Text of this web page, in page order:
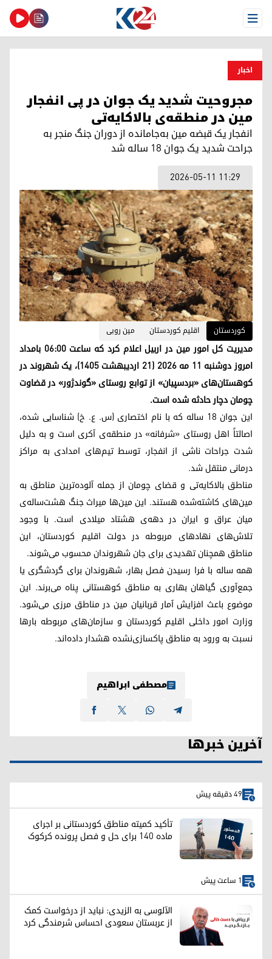
Open Menu
اخبار
مجروحیت شدید یک جوان در پی انفجار
مین در منطقه‌ی بالاکایەتی
انفجار یک قبضه مین به‌جامانده از دوران جنگ منجر به
جراحت شدید یک جوان ۱۸ ساله شد
2026-05-11 11:29
کوردستان اقلیم کوردستان مین روبی
مدیریت کل امور مین در اربیل اعلام کرد که ساعت ۰۶:۰۰ بامداد
امروز دوشنبه ۱۱ مه ۲۰۲۶ (۲۱ اردیبهشت ۱۴۰۵)، یک شهروند در
کوهستان‌های «بردسپیان» از توابع روستای «گوندژور» در قضاوت
چومان دچار حادثه شده است.
این جوان ۱۸ ساله که با نام اختصاری (س. ع. خ) شناسایی شده،
اصالتاً اهل روستای «شرفانه» در منطقه‌ی آکری است و به دلیل
شدت جراحات ناشی از انفجار، توسط تیم‌های امدادی به مراکز
درمانی منتقل شد.
مناطق بالاکایەتی و قضای چومان از جمله آلوده‌ترین مناطق به
مین‌های کاشته‌شده هستند. این مین‌ها میراث جنگ هشت‌ساله‌ی
میان عراق و ایران در دهه‌ی هشتاد میلادی است. با وجود
تلاش‌های نهادهای مربوطه در دولت اقلیم کوردستان، این
مناطق همچنان تهدیدی برای جان شهروندان محسوب می‌شوند.
همه ساله با فرا رسیدن فصل بهار، شهروندان برای گردشگری یا
جمع‌آوری گیاهان بهاری به مناطق کوهستانی پناه می‌برند. این
موضوع باعث افزایش آمار قربانیان مین در مناطق مرزی می‌شود.
وزارت امور داخلی اقلیم کوردستان و سازمان‌های مربوطه بارها
نسبت به ورود به مناطق پاکسازی‌نشده هشدار داده‌اند.
مصطفی ابراهیم
آخرین خبرها
49 دقیقه پیش
تأکید کمیته مناطق کوردستانی بر اجرای
ماده ۱۴۰ برای حل و فصل پرونده کرکوک
1 ساعت پیش
الآلوسی به الزیدی: نباید از درخواست کمک
از عربستان سعودی احساس شرمندگی کرد